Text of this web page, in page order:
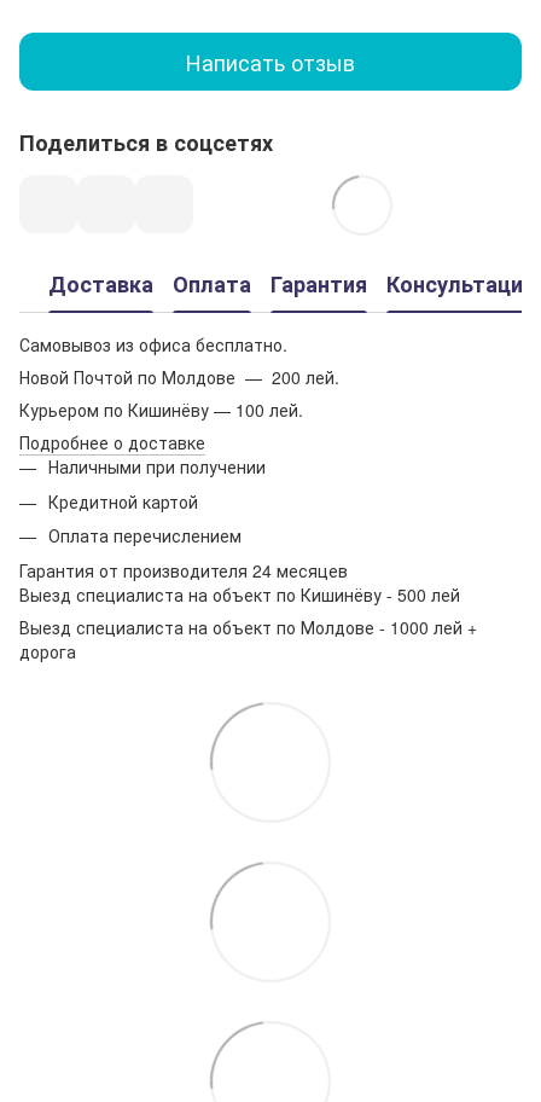
Написать отзыв
Поделиться в соцсетях
Доставка Оплата Гарантия Консультация
Самовывоз из офиса бесплатно.
Новой Почтой по Молдове — 200 лей.
Курьером по Кишинёву — 100 лей.
Подробнее о доставке
Наличными при получении
Кредитной картой
Оплата перечислением
Гарантия от производителя 24 месяцев
Выезд специалиста на объект по Кишинёву - 500 лей
Выезд специалиста на объект по Молдове - 1000 лей +
дорога